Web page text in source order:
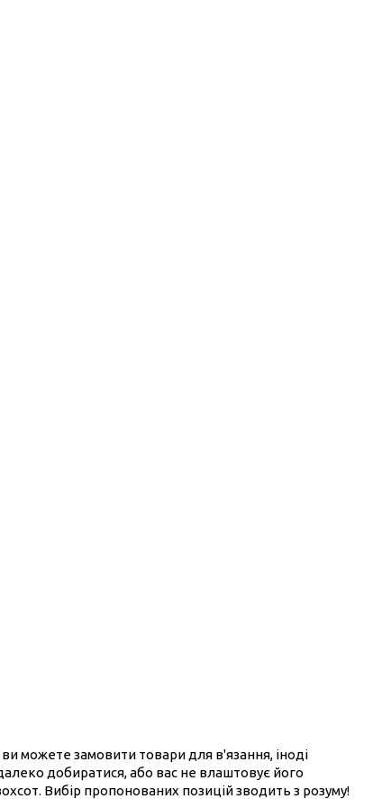
можете замовити товари для в'язання, іноді
добиратися, або вас не влаштовує його
Вибір пропонованих позицій зводить з розуму!